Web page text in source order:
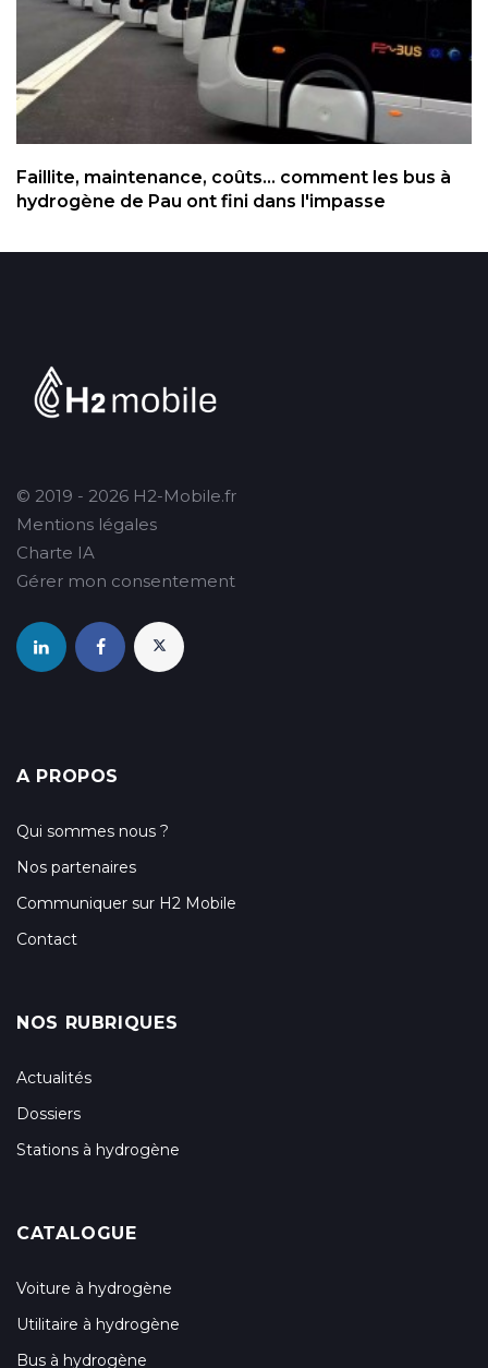
Faillite, maintenance, coûts... comment les bus à
hydrogène de Pau ont fini dans l'impasse
© 2019 - 2026 H2-Mobile.fr
Mentions légales
Charte IA
Gérer mon consentement
A PROPOS
Qui sommes nous ?
Nos partenaires
Communiquer sur H2 Mobile
Contact
NOS RUBRIQUES
Actualités
Dossiers
Stations à hydrogène
CATALOGUE
Voiture à hydrogène
Utilitaire à hydrogène
Bus à hydrogène